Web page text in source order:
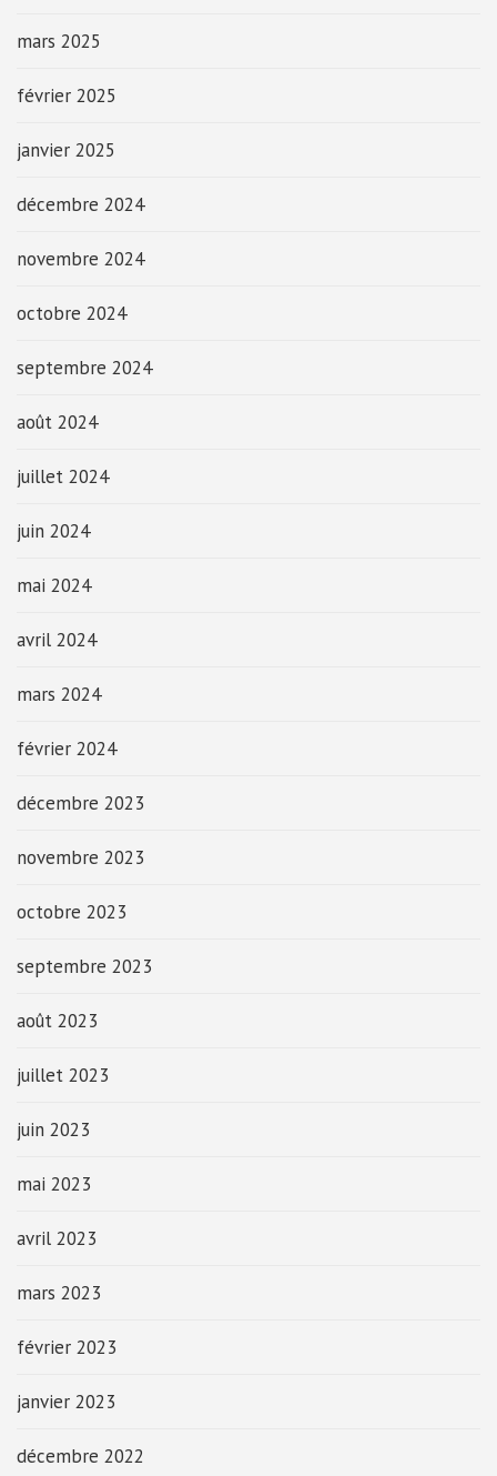
mars 2025
février 2025
janvier 2025
décembre 2024
novembre 2024
octobre 2024
septembre 2024
août 2024
juillet 2024
juin 2024
mai 2024
avril 2024
mars 2024
février 2024
décembre 2023
novembre 2023
octobre 2023
septembre 2023
août 2023
juillet 2023
juin 2023
mai 2023
avril 2023
mars 2023
février 2023
janvier 2023
décembre 2022